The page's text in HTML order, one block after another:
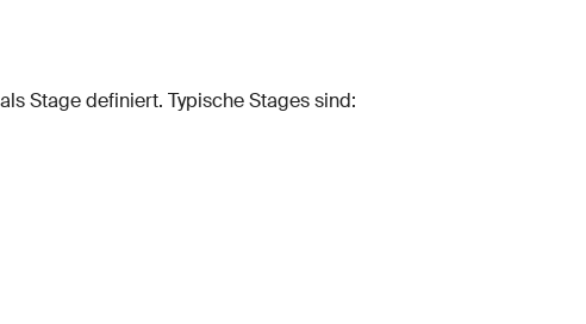
Stage definiert. Typische Stages sind: